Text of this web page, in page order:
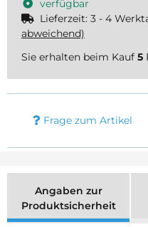
verfügbar
Lieferzeit: 3 - 4
abweichend)
Sie erhalten beim Kauf 5
Frage zum Artikel
Angaben zur
Produktsicherheit